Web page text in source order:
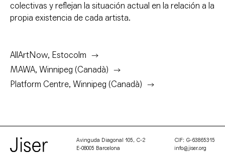
colectivas y reflejan la situación actual en la relación a la
propia existencia de cada artista.
AllArtNow, Estocolm
MAWA, Winnipeg (Canadà)
Platform Centre, Winnipeg (Canadà)
Avinguda Diagonal 105, C-2
E-08005 Barcelona
CIF: G-63865315
info@jiser.org